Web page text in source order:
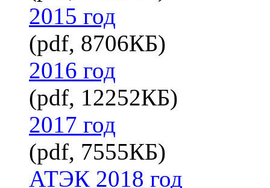
2015 год
(pdf, 8706КБ)
2016 год
(pdf, 12252КБ)
2017 год
(pdf, 7555КБ)
АТЭК 2018 год